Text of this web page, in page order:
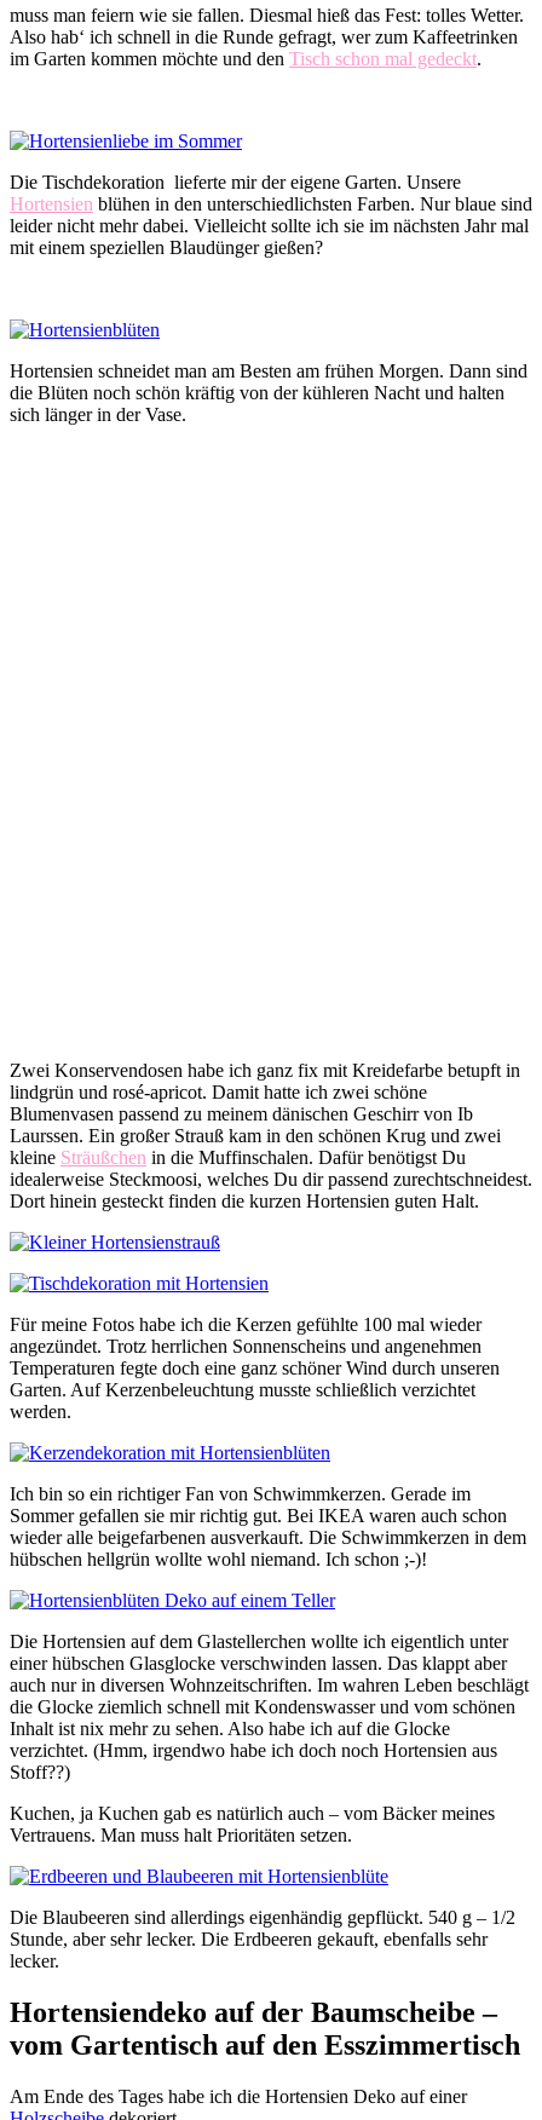
muss man feiern wie sie fallen. Diesmal hieß das Fest: tolles Wetter.
Also hab‘ ich schnell in die Runde gefragt, wer zum Kaffeetrinken
im Garten kommen möchte und den Tisch schon mal gedeckt.
Die Tischdekoration lieferte mir der eigene Garten. Unsere
Hortensien blühen in den unterschiedlichsten Farben. Nur blaue sind
leider nicht mehr dabei. Vielleicht sollte ich sie im nächsten Jahr mal
mit einem speziellen Blaudünger gießen?
Hortensien schneidet man am Besten am frühen Morgen. Dann sind
die Blüten noch schön kräftig von der kühleren Nacht und halten
sich länger in der Vase.
Zwei Konservendosen habe ich ganz fix mit Kreidefarbe betupft in
lindgrün und rosé-apricot. Damit hatte ich zwei schöne
Blumenvasen passend zu meinem dänischen Geschirr von Ib
Laurssen. Ein großer Strauß kam in den schönen Krug und zwei
kleine Sträußchen in die Muffinschalen. Dafür benötigst Du
idealerweise Steckmoosi, welches Du dir passend zurechtschneidest.
Dort hinein gesteckt finden die kurzen Hortensien guten Halt.
Für meine Fotos habe ich die Kerzen gefühlte 100 mal wieder
angezündet. Trotz herrlichen Sonnenscheins und angenehmen
Temperaturen fegte doch eine ganz schöner Wind durch unseren
Garten. Auf Kerzenbeleuchtung musste schließlich verzichtet
werden.
Ich bin so ein richtiger Fan von Schwimmkerzen. Gerade im
Sommer gefallen sie mir richtig gut. Bei IKEA waren auch schon
wieder alle beigefarbenen ausverkauft. Die Schwimmkerzen in dem
hübschen hellgrün wollte wohl niemand. Ich schon ;-)!
Die Hortensien auf dem Glastellerchen wollte ich eigentlich unter
einer hübschen Glasglocke verschwinden lassen. Das klappt aber
auch nur in diversen Wohnzeitschriften. Im wahren Leben beschlägt
die Glocke ziemlich schnell mit Kondenswasser und vom schönen
Inhalt ist nix mehr zu sehen. Also habe ich auf die Glocke
verzichtet. (Hmm, irgendwo habe ich doch noch Hortensien aus
Stoff??)
Kuchen, ja Kuchen gab es natürlich auch – vom Bäcker meines
Vertrauens. Man muss halt Prioritäten setzen.
Die Blaubeeren sind allerdings eigenhändig gepflückt. 540 g – 1/2
Stunde, aber sehr lecker. Die Erdbeeren gekauft, ebenfalls sehr
lecker.
Hortensiendeko auf der Baumscheibe –
vom Gartentisch auf den Esszimmertisch
Am Ende des Tages habe ich die Hortensien Deko auf einer